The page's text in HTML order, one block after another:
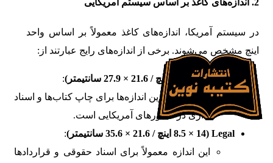
ورود / فرم ثبت نام
موارد 0
Language
ورود / فرم ثبت نام
در سیستم آمریکا، اندازه‌های کاغذ معمولاً بر اساس واحد
اینچ مشخص می‌شوند. برخی از اندازه‌های رایج عبارتند از:
Letter (8.5 × 11 اینچ / 21.6 × 27.9 سانتیمتر)
:
یکی از رایج‌ترین اندازه‌ها برای چاپ کتاب‌ها و اسناد
اداری در کشورهای آمریکایی است.
Legal (8.5 × 14 اینچ / 21.6 × 35.6 سانتیمتر)
:
این اندازه معمولاً برای اسناد حقوقی و قراردادها